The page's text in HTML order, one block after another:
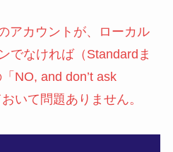
アカウントが、ローカル
でなければ（Standardま
NO, and don’t ask
いて問題ありません。